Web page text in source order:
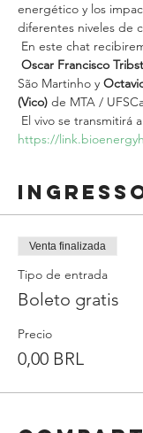
energético y los
diferentes niveles de
En este chat
Oscar Francisco
São Martinho y
(Vico) de MTA /
El vivo se transmitirá
https://
Venta finalizada
Tipo de entrada
Boleto gratis
Precio
0,00 BRL